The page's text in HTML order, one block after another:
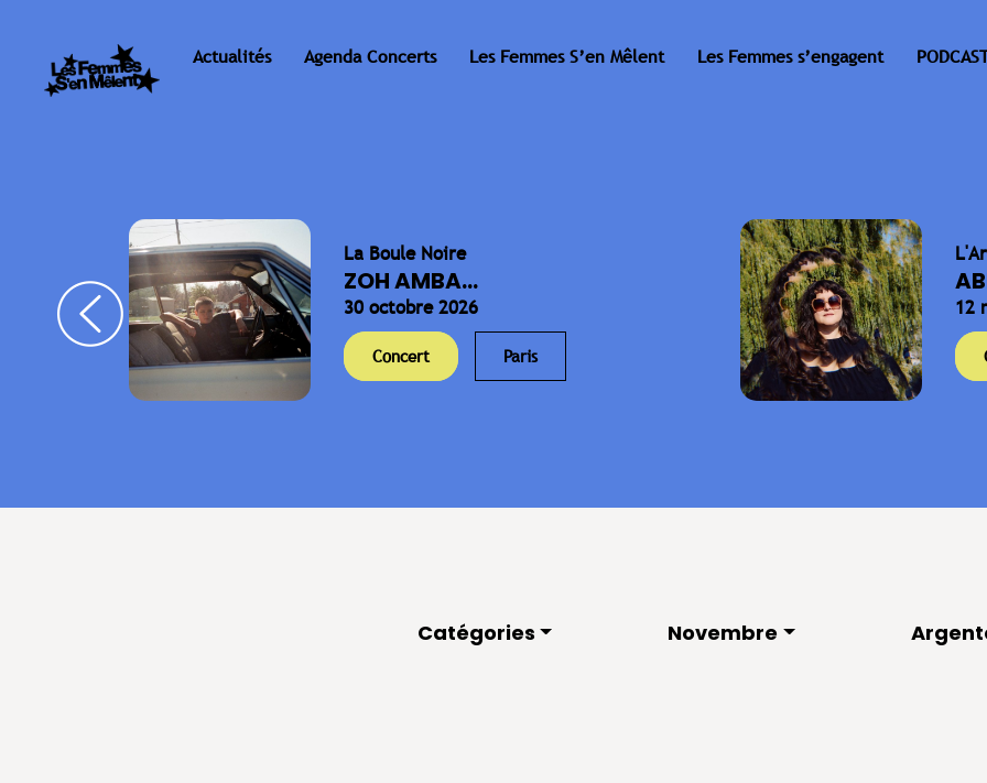
Actualités Agenda Concerts Les Femmes S’en Mêlent Les Femmes s’engagent
La Boule Noire
ZOH AMBA...
30 octobre 2026
Concert Paris
12
Catégories Novembre